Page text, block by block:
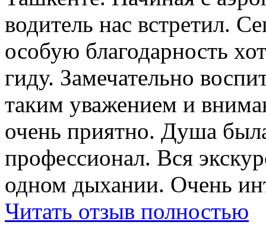
водитель нас встретил.
особую благодарность
гиду. Замечательно
таким уважением и
очень приятно. Душа
профессионал. Вся
одном дыхании. Очень
Читать отзыв полностью